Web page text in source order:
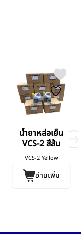
น้ำยาหล่อเย็น
VCS-2 สีส้ม
VCS-2 Yellow
อ่านเพิ่ม